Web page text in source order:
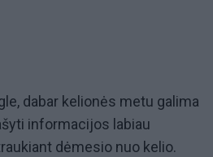
dabar kelionės metu galima
informacijos labiau
dėmesio nuo kelio.